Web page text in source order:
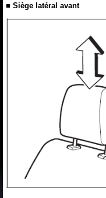
■ Siège latéral avant